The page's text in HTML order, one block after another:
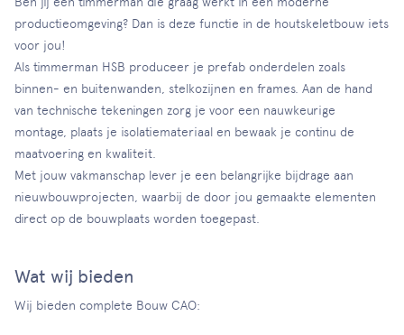
productieomgeving? Dan is deze functie in de houtskeletbouw iets
voor jou!
Als timmerman HSB produceer je prefab onderdelen zoals
binnen- en buitenwanden, stelkozijnen en frames. Aan de hand
van technische tekeningen zorg je voor een nauwkeurige
montage, plaats je isolatiemateriaal en bewaak je continu de
maatvoering en kwaliteit.
Met jouw vakmanschap lever je een belangrijke bijdrage aan
nieuwbouwprojecten, waarbij de door jou gemaakte elementen
direct op de bouwplaats worden toegepast.
Wat wij bieden
Wij bieden complete Bouw CAO: